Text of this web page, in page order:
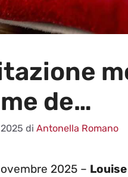
de…
di Antonella Romano
2025 –